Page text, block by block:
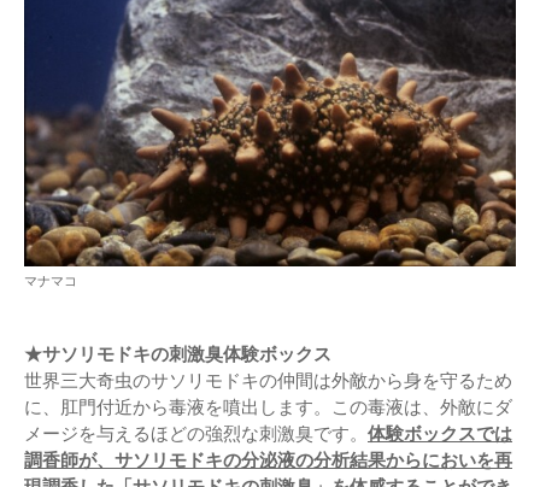
マナマコ
★サソリモドキの刺激臭体験ボックス
世界三大奇虫のサソリモドキの仲間は外敵から身を守るため
に、肛門付近から毒液を噴出します。この毒液は、外敵にダ
メージを与えるほどの強烈な刺激臭です。 体験ボックスでは
調香師が、サソリモドキの分泌液の分析結果からにおいを再